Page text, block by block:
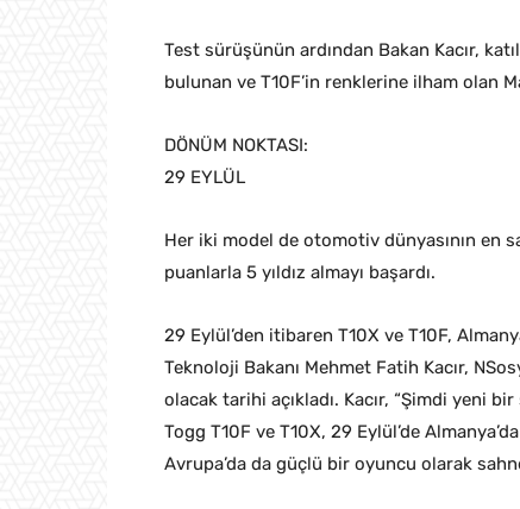
Test sürüşünün ardından Bakan Kacır,
bulunan ve T10F’in renklerine ilham olan
DÖNÜM NOKTASI:
29 EYLÜL
Her iki model de otomotiv dünyasının en
puanlarla 5 yıldız almayı başardı.
29 Eylül’den itibaren T10X ve T10F,
Teknoloji Bakanı Mehmet Fatih Kacır,
olacak tarihi açıkladı. Kacır, “Şimdi yeni
Togg T10F ve T10X, 29 Eylül’de
Avrupa’da da güçlü bir oyuncu olarak